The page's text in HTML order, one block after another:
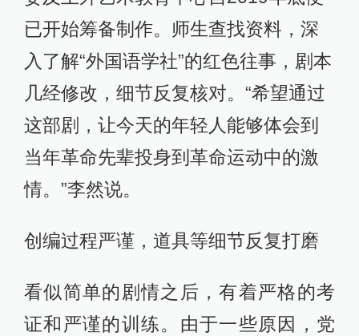
已开始筹备制作。师生查找资料，深
入了解“外国语学社”的红色往事，剧本
几经修改，细节反复核对。“希望通过
这部剧，让今天的年轻人能够体会到
当年革命先辈投身到革命运动中的激
情。”李然说。
创编过程严谨，道具等细节反复打磨
看似简单的剧情之后，有着严格的考
证和严谨的训练。由于一些原因，党